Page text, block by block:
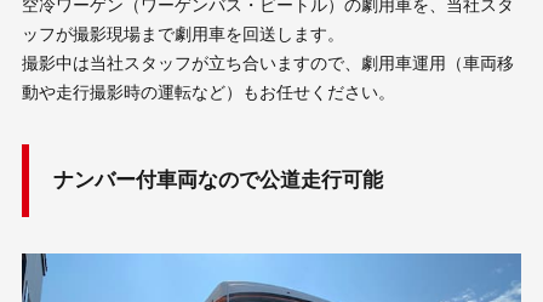
空冷ワーゲン（ワーゲンバス・ビートル）の劇用車を、当社スタ
ッフが撮影現場まで劇用車を回送します。
撮影中は当社スタッフが立ち合いますので、劇用車運用（車両移
動や走行撮影時の運転など）もお任せください。
ナンバー付車両なので公道走行可能